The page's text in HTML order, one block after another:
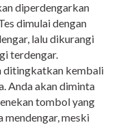
diperdengarkan
dimulai dengan
lalu dikurangi
terdengar.
ditingkatkan kembali
Anda akan diminta
tombol yang
mendengar, meski